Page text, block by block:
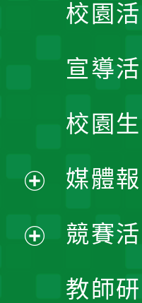
校園
宣導
校園
媒體
競賽
教師
開